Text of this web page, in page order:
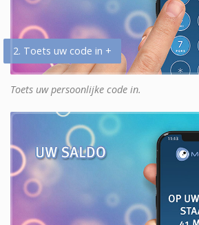
2. Toets uw code in +
Toets uw persoonlijke code in.